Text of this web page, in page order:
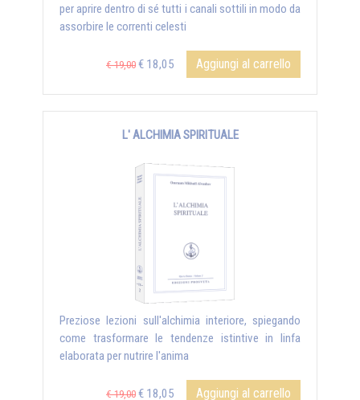
per aprire dentro di sé tutti i canali sottili in modo da
assorbire le correnti celesti
€ 19,00 € 18,05 Aggiungi al carrello
L' ALCHIMIA SPIRITUALE
Preziose lezioni sull'alchimia interiore, spiegando
come trasformare le tendenze istintive in linfa
elaborata per nutrire l'anima
€ 19,00 € 18,05 Aggiungi al carrello